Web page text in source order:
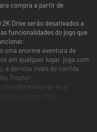
compra a partir de
2K Drive serão desativados a
funcionalidades do jogo que
uma enorme aventura de
em qualquer lugar, joga com
e derrota rivais de corrida
Trophy!
transformador dá-te a
de água. Explora o
de condução e